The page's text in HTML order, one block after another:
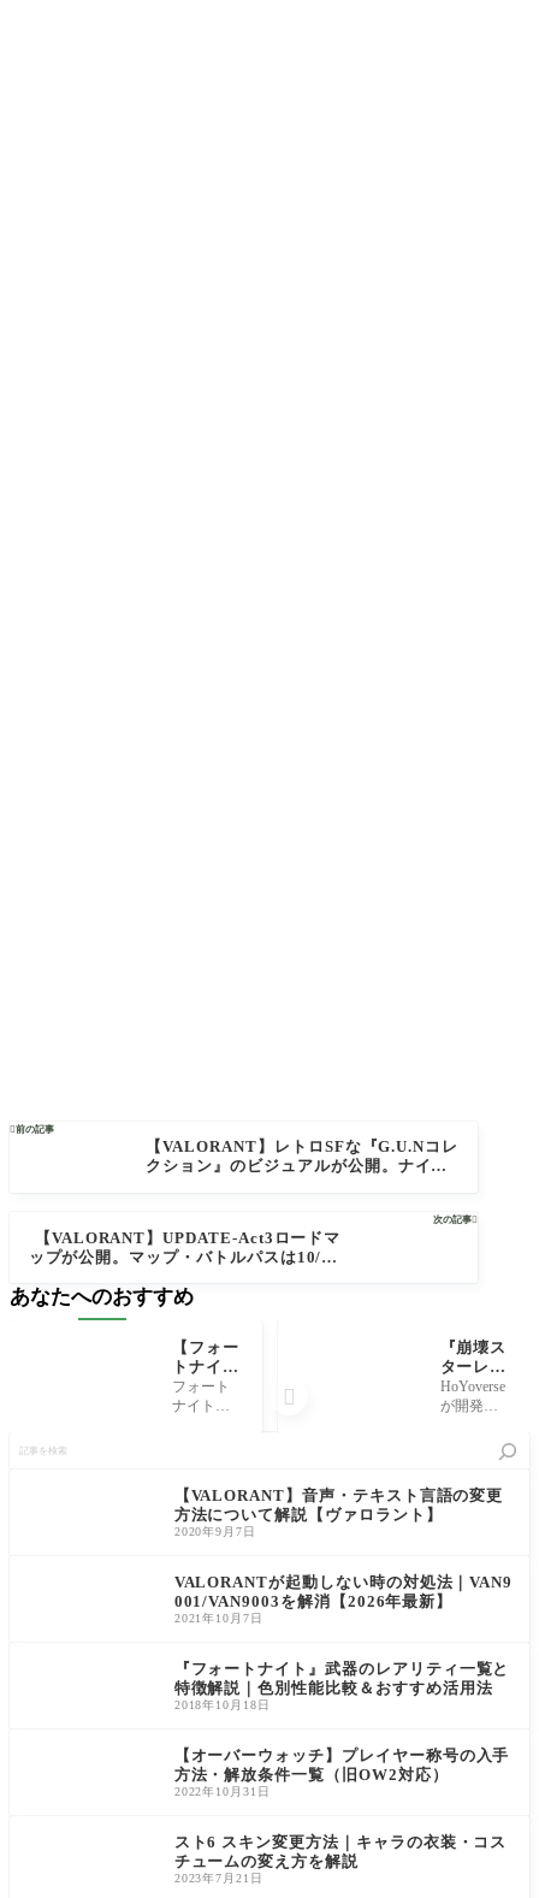
前の記事
【VALORANT】レトロSFな『G.U.Nコレ
クション』のビジュアルが公開。ナイ
次の記事
【VALORANT】UPDATE-Act3ロードマ
ップが公開。マップ・バトルパスは10/14
ブリフレッシュは2週間程度の遅延が明ら
【VALORANT】音声・テキスト言語の変更
方法について解説【ヴァロラント】
2020年9月7日
VALORANTが起動しない時の対処法｜VAN9
001/VAN9003を解消【2026年最新】
2021年10月7日
『フォートナイト』武器のレアリティ一覧と
特徴解説｜色別性能比較＆おすすめ活用法
2018年10月18日
【オーバーウォッチ】プレイヤー称号の入手
方法・解放条件一覧（旧OW2対応）
2022年10月31日
スト6 スキン変更方法｜キャラの衣装・コス
チュームの変え方を解説
2023年7月21日
あなたへのおすすめ
【フォー
トナイ
ト】仲間
と一緒に
選【Frot
nite】
フォート
ナイトの
合い・建
築・そし
てエモー
ト！ フォ
トには世
界中の多
彩なダン
『崩壊ス
ターレイ
ル』PC
版のスペ
ススメゲ
ーミング
PCにつ
いて解説
HoYoverse
が開発を
ターン制R
PG『崩壊
スターレ
イル』に
び推奨ス
ペックを
た、あ
